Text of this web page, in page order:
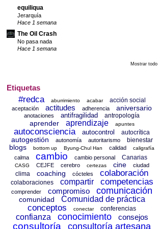
equiliqua
Jerarquía
Hace 1 semana
The Oil Crash
No pasa nada
Hace 1 semana
Mostrar todo
Etiquetas
#redca aburrimiento acabar acción social
aceptación actitudes adherencia aniversario
anotaciones antifragilidad antropología
aprender aprendizaje apuntes
autoconsciencia autocontrol autocrítica
autogestión autonomía autoritarismo bienestar
blogs bottom up Byung-Chul Han calidad caligrafía
calma cambio cambio personal Canarias
CASG CEJFE cerebro certezas cine ciudad
clima coaching cócteles colaboración
colaboraciones compartir competencias
comprender compromiso comunicación
comunidad Comunidad de práctica
conceptos conectar conferencias
confianza conocimiento consejos
consultoría consultoría artesana